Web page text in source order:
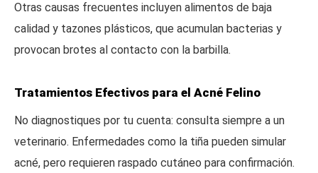
Otras causas frecuentes incluyen alimentos de baja
calidad y tazones plásticos, que acumulan bacterias y
provocan brotes al contacto con la barbilla.
Tratamientos Efectivos para el Acné Felino
No diagnostiques por tu cuenta: consulta siempre a un
veterinario. Enfermedades como la tiña pueden simular
acné, pero requieren raspado cutáneo para confirmación.